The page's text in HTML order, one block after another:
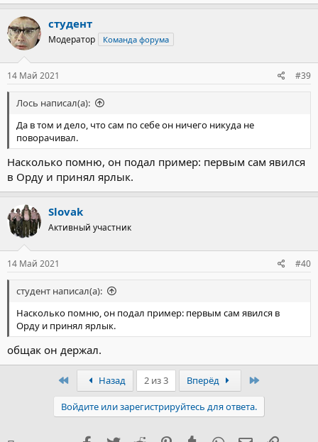
студент
Модератор Команда форума
14 Май 2021 #39
Лось написал(а):
Да в том и дело, что сам по себе он ничего никуда не
поворачивал.
Насколько помню, он подал пример: первым сам явился
в Орду и принял ярлык.
Slovak
Активный участник
14 Май 2021 #40
студент написал(а):
Насколько помню, он подал пример: первым сам явился в
Орду и принял ярлык.
общак он держал.
ПервыйНазад 2 из 3 Вперёд
Войдите или зарегистрируйтесь для ответа.